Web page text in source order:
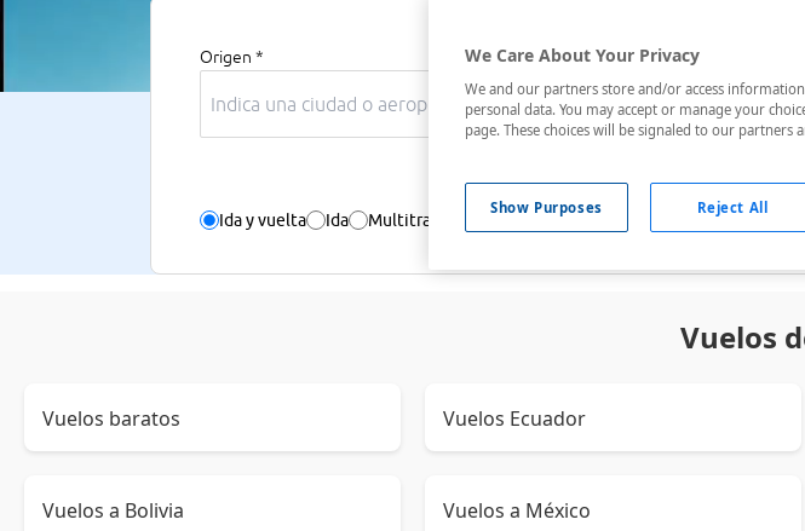
Origen * Destino *
Ida y vuelta Ida Multitrayecto Sólo vuelos directos Sólo tarifas con
Vuelos
Vuelos baratos Vuelos Ecuador
Vuelos a Bolivia Vuelos a México
We Care About Your Privacy
We and our partners store and/or access
personal data. You may accept or manage your
page. These choices will be signaled to our partners
Show Purposes Reject All